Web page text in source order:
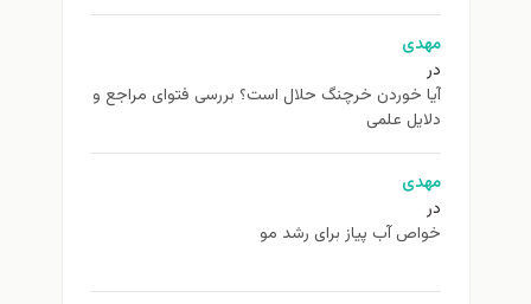
مهدی
در
آیا خوردن خرچنگ حلال است؟ بررسی فتوای مراجع و
دلایل علمی
مهدی
در
خواص آب پیاز برای رشد مو